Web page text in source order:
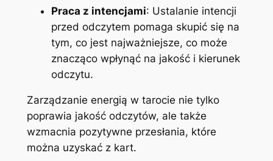
Praca z intencjami: Ustalanie intencji
przed odczytem pomaga skupić się na
tym, co jest najważniejsze, co może
znacząco wpłynąć na jakość i kierunek
odczytu.
Zarządzanie energią w tarocie nie tylko
poprawia jakość odczytów, ale także
wzmacnia pozytywne przesłania, które
można uzyskać z kart.